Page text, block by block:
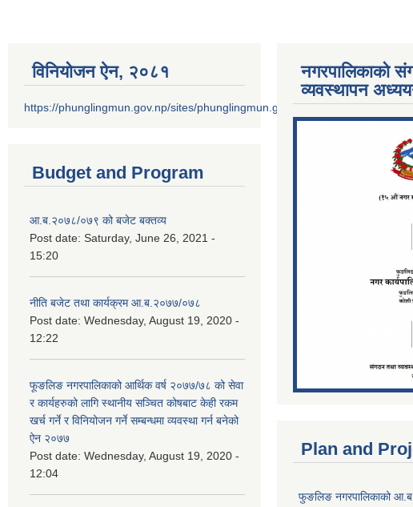
विनियोजन ऐन‚ २०८१
https://phunglingmun.gov.np/sites/phunglingmun.gov.np/files/documents/Al...
Budget and Program
आ.ब.२०७८/०७९ को बजेट बक्तव्य
Post date: Saturday, June 26, 2021 -
15:20
नीति बजेट तथा कार्यक्रम आ.ब.२०७७/०७८
Post date: Wednesday, August 19, 2020 -
12:22
फूङलिङ नगरपालिकाको आर्थिक वर्ष २०७७/७८ को सेवा
र कार्यहरुको लागि स्थानीय सञ्चित कोषबाट केही रकम
खर्च गर्ने र विनियोजन गर्ने सम्बन्धमा व्यवस्था गर्न बनेको
ऐन २०७७
Post date: Wednesday, August 19, 2020 -
12:04
नगरपालिकाको
व्यवस्थापन
Plan and
फुङलिङ नगरपालिकाको